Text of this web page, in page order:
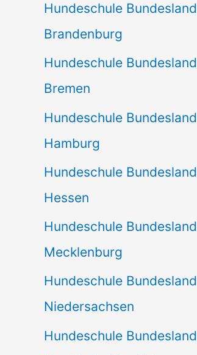
Hundeschule Bundesland
Brandenburg
Hundeschule Bundesland
Bremen
Hundeschule Bundesland
Hamburg
Hundeschule Bundesland
Hessen
Hundeschule Bundesland
Mecklenburg
Hundeschule Bundesland
Niedersachsen
Hundeschule Bundesland